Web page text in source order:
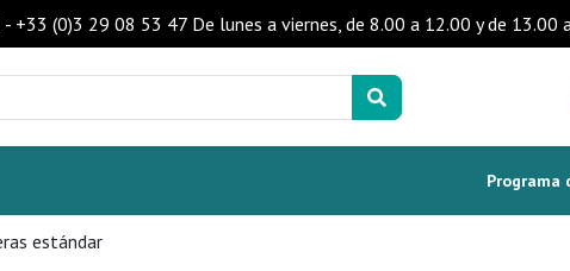
+33 (0)3 29 08 53 47 De lunes a viernes, de 8.00 a 12.00 y de
Programa
estándar